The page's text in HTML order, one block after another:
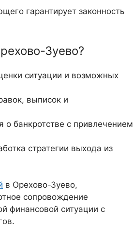
гарантирует законность
Зуево?
ситуации и возможных
выписок и
о банкротстве с привлечением
стратегии выхода из
в Орехово-Зуево,
сопровождение
финансовой ситуации с